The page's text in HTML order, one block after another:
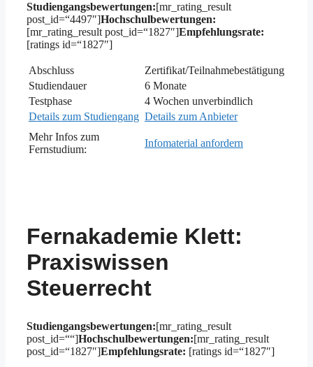
Studiengangsbewertungen:[mr_rating_result
post_id=“4497″]Hochschulbewertungen:
[mr_rating_result post_id=“1827″]Empfehlungsrate:
[ratings id=“1827″]
Abschluss
Zertifikat/Teilnahmebestätigung
Studiendauer
6 Monate
Testphase
4 Wochen unverbindlich
Details zum Studiengang Details zum Anbieter
Mehr Infos zum
Fernstudium:
Infomaterial anfordern
Fernakademie Klett:
Praxiswissen
Steuerrecht
Studiengangsbewertungen:[mr_rating_result
post_id=““]Hochschulbewertungen:[mr_rating_result
post_id=“1827″]Empfehlungsrate: [ratings id=“1827″]